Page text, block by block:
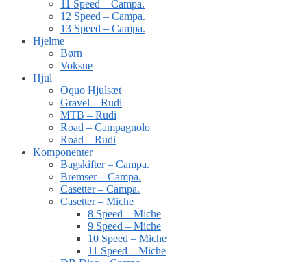
11 Speed – Campa.
12 Speed – Campa.
13 Speed – Campa.
Hjelme
Børn
Voksne
Hjul
Oquo Hjulsæt
Gravel – Rudi
MTB – Rudi
Road – Campagnolo
Road – Rudi
Komponenter
Bagskifter – Campa.
Bremser – Campa.
Casetter – Campa.
Casetter – Miche
8 Speed – Miche
9 Speed – Miche
10 Speed – Miche
11 Speed – Miche